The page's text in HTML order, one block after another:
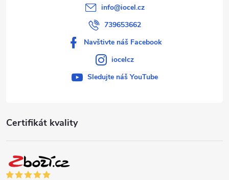
Certifikát kvality
info@iocel.cz
739653662
Navštivte náš Facebook
iocelcz
Sledujte náš YouTube